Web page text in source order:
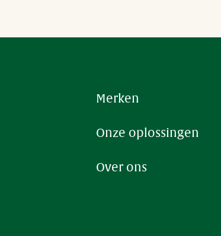
Merken
Onze oplossingen
Over ons